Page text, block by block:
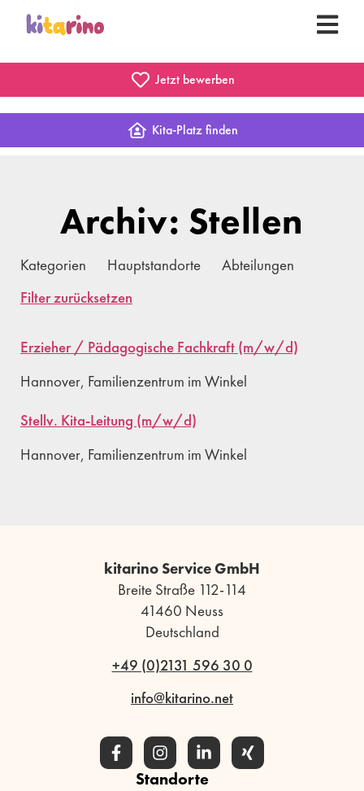
Jetzt bewerben
Kita-Platz finden
Archiv: Stellen
Kategorien Hauptstandorte
Abteilungen
Filter zurücksetzen
Erzieher / Pädagogische Fachkraft (m/w/d)
Hannover, Familienzentrum im Winkel
Stellv. Kita-Leitung (m/w/d)
Hannover, Familienzentrum im Winkel
kitarino Service GmbH
Breite Straße 112-114
41460 Neuss
Deutschland
+49 (0)2131 596 30 0
info@kitarino.net
Standorte